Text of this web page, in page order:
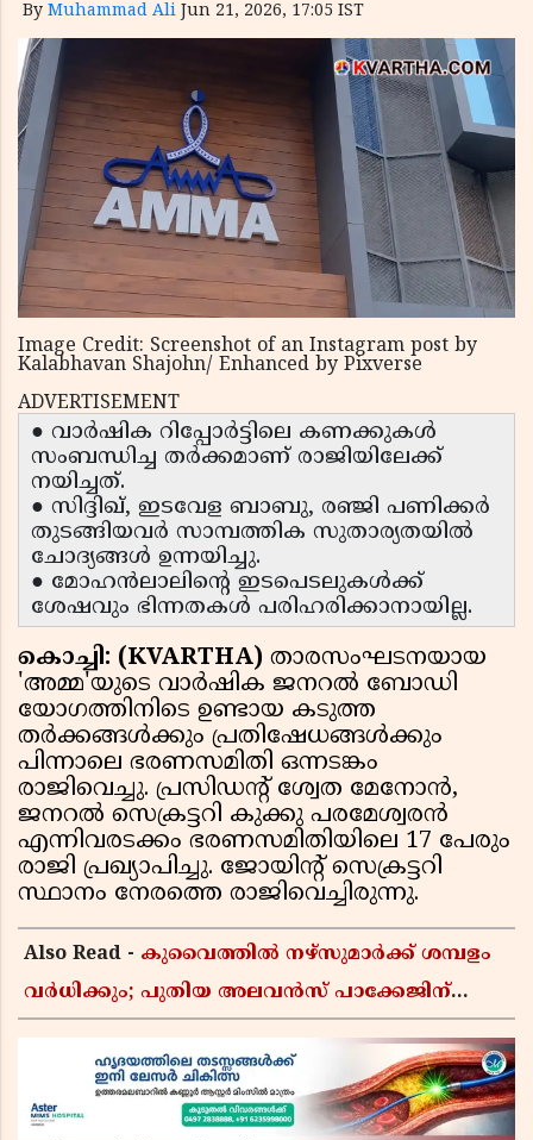
By Muhammad Ali Jun 21, 2026, 17:05 IST
Image Credit: Screenshot of an Instagram post by
Kalabhavan Shajohn/ Enhanced by Pixverse
ADVERTISEMENT
● വാർഷിക റിപ്പോർട്ടിലെ കണക്കുകൾ
സംബന്ധിച്ച തർക്കമാണ് രാജിയിലേക്ക്
നയിച്ചത്.
● സിദ്ദിഖ്, ഇടവേള ബാബു, രഞ്ജി പണിക്കർ
തുടങ്ങിയവർ സാമ്പത്തിക സുതാര്യതയിൽ
ചോദ്യങ്ങൾ ഉന്നയിച്ചു.
● മോഹൻലാലിന്റെ ഇടപെടലുകൾക്ക്
ശേഷവും ഭിന്നതകൾ പരിഹരിക്കാനായില്ല.
കൊച്ചി: (KVARTHA) താരസംഘടനയായ
'അമ്മ'യുടെ വാർഷിക ജനറൽ ബോഡി
യോഗത്തിനിടെ ഉണ്ടായ കടുത്ത
തർക്കങ്ങൾക്കും പ്രതിഷേധങ്ങൾക്കും
പിന്നാലെ ഭരണസമിതി ഒന്നടങ്കം
രാജിവെച്ചു. പ്രസിഡന്റ് ശ്വേത മേനോൻ,
ജനറൽ സെക്രട്ടറി കുക്കു പരമേശ്വരൻ
എന്നിവരടക്കം ഭരണസമിതിയിലെ 17 പേരും
രാജി പ്രഖ്യാപിച്ചു. ജോയിന്റ് സെക്രട്ടറി
സ്ഥാനം നേരത്തെ രാജിവെച്ചിരുന്നു.
Also Read - കുവൈത്തിൽ നഴ്‌സുമാർക്ക് ശമ്പളം
വർധിക്കും; പുതിയ അലവൻസ് പാക്കേജിന്